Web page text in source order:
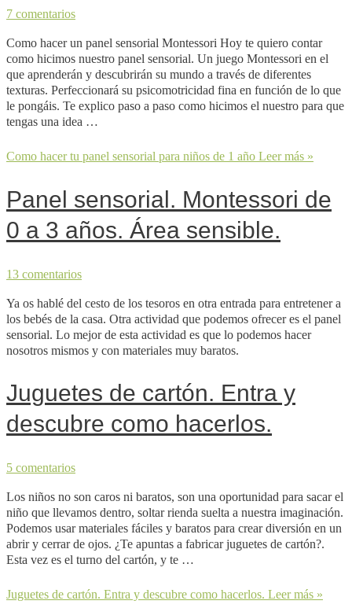
7 comentarios
Como hacer un panel sensorial Montessori Hoy te quiero contar
como hicimos nuestro panel sensorial. Un juego Montessori en el
que aprenderán y descubrirán su mundo a través de diferentes
texturas. Perfeccionará su psicomotricidad fina en función de lo que
le pongáis. Te explico paso a paso como hicimos el nuestro para que
tengas una idea …
Como hacer tu panel sensorial para niños de 1 año Leer más »
Panel sensorial. Montessori de
0 a 3 años. Área sensible.
13 comentarios
Ya os hablé del cesto de los tesoros en otra entrada para entretener a
los bebés de la casa. Otra actividad que podemos ofrecer es el panel
sensorial. Lo mejor de esta actividad es que lo podemos hacer
nosotros mismos y con materiales muy baratos.
Juguetes de cartón. Entra y
descubre como hacerlos.
5 comentarios
Los niños no son caros ni baratos, son una oportunidad para sacar el
niño que llevamos dentro, soltar rienda suelta a nuestra imaginación.
Podemos usar materiales fáciles y baratos para crear diversión en un
abrir y cerrar de ojos. ¿Te apuntas a fabricar juguetes de cartón?.
Esta vez es el turno del cartón, y te …
Juguetes de cartón. Entra y descubre como hacerlos. Leer más »